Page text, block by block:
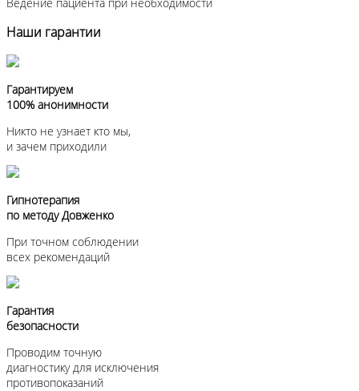
Наши гарантии
Гарантируем
100% анонимности
Никто не узнает кто мы,
и зачем приходили
Гипнотерапия
по методу Довженко
При точном соблюдении
всех рекомендаций
Гарантия
безопасности
Проводим точную
диагностику для исключения
противопоказаний